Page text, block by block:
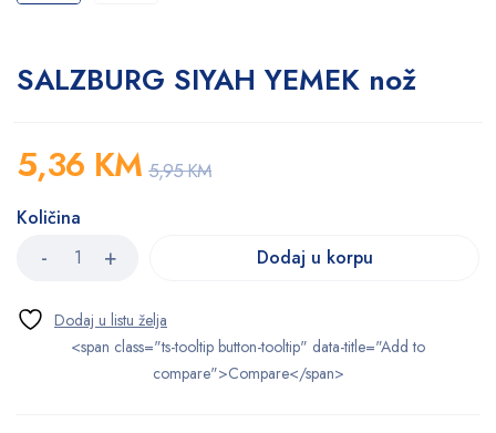
SALZBURG SIYAH YEMEK nož
5,95KM
5,36 KM
Količina
Dodaj u korpu
<span class="ts-tooltip button-tooltip" data-title="Add to
compare">Compare</span>